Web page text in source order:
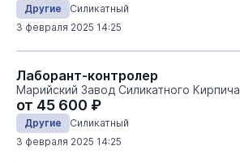
Другие
Силикатный
3 февраля 2025 14:25
Лаборант-контролер
Марийский Завод Силикатного Кирпича
от 45 600 ₽
Другие
Силикатный
3 февраля 2025 14:25